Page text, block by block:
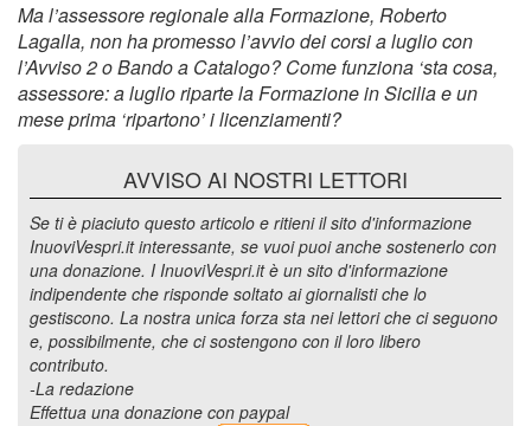
Ma l’assessore regionale alla Formazione, Roberto
Lagalla, non ha promesso l’avvio dei corsi a luglio con
l’Avviso 2 o Bando a Catalogo? Come funziona ‘sta cosa,
assessore: a luglio riparte la Formazione in Sicilia e un
mese prima ‘ripartono’ i licenziamenti?
AVVISO AI NOSTRI LETTORI
Se ti è piaciuto questo articolo e ritieni il sito d'informazione
InuoviVespri.it interessante, se vuoi puoi anche sostenerlo con
una donazione. I InuoviVespri.it è un sito d'informazione
indipendente che risponde soltato ai giornalisti che lo
gestiscono. La nostra unica forza sta nei lettori che ci seguono
e, possibilmente, che ci sostengono con il loro libero
contributo.
-La redazione
Effettua una donazione con paypal